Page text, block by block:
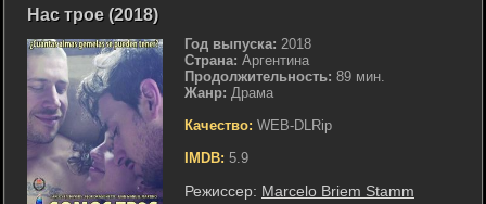
Нас трое (2018)
Год выпуска: 2018
Страна: Аргентина
Продолжительность: 89 мин.
Жанр: Драма
Качество: WEB-DLRip
IMDB: 5.9
Режиссер: Marcelo Briem Stamm